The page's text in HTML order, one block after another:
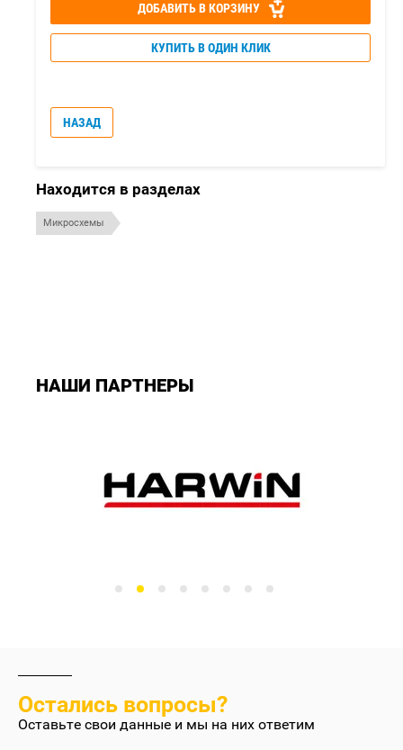
ДОБАВИТЬ В КОРЗИНУ
КУПИТЬ В ОДИН КЛИК
НАЗАД
Находится в разделах
Микросхемы
НАШИ ПАРТНЕРЫ
Остались вопросы?
Оставьте свои данные и мы на них ответим